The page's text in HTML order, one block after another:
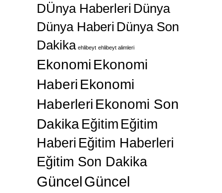
DÜnya Haberleri Dünya
Dünya Haberi Dünya Son
Dakika ehlibeyt ehlibeyt alimleri
Ekonomi Ekonomi
Haberi Ekonomi
Haberleri Ekonomi Son
Dakika Eğitim Eğitim
Haberi Eğitim Haberleri
Eğitim Son Dakika
GüncelGüncel